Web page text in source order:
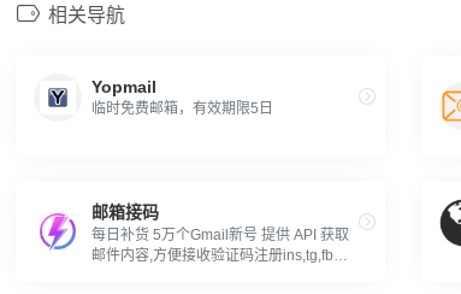
相关导航
Yopmail
临时免费邮箱，有效期限5日
邮箱接码
每日补货 5万个Gmail新号 提供 API 获取
邮件内容,方便接收验证码注册ins,tg,fb等